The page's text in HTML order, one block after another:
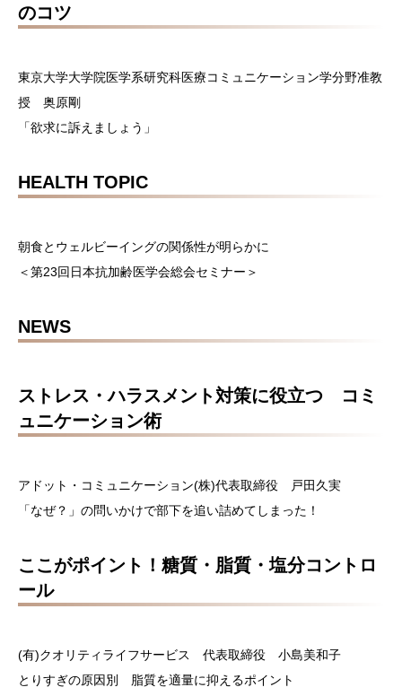
のコツ
東京大学大学院医学系研究科医療コミュニケーション学分野准教
授 奥原剛
「欲求に訴えましょう」
HEALTH TOPIC
朝食とウェルビーイングの関係性が明らかに
＜第23回日本抗加齢医学会総会セミナー＞
NEWS
ストレス・ハラスメント対策に役立つ コミ
ュニケーション術
アドット・コミュニケーション(株)代表取締役 戸田久実
「なぜ？」の問いかけで部下を追い詰めてしまった！
ここがポイント！糖質・脂質・塩分コントロ
ール
(有)クオリティライフサービス 代表取締役 小島美和子
とりすぎの原因別 脂質を適量に抑えるポイント